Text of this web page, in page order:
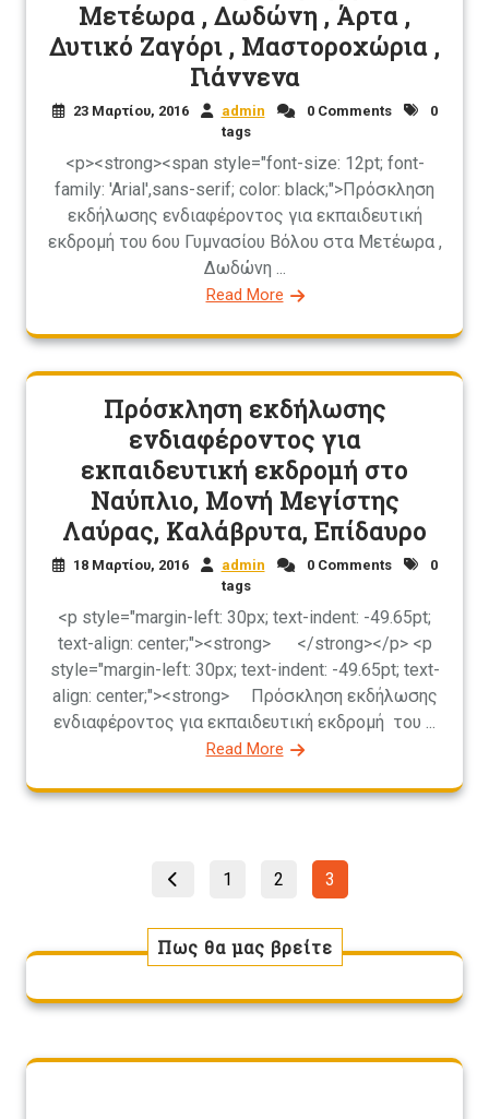
Μετέωρα , Δωδώνη , Άρτα ,
Δυτικό Ζαγόρι , Μαστοροχώρια ,
Γιάννενα
23 Μαρτίου, 2016 admin 0 Comments
0
tags
<p><strong><span style="font-size: 12pt; font-
family: 'Arial',sans-serif; color: black;">Πρόσκληση
εκδήλωσης ενδιαφέροντος για εκπαιδευτική
εκδρομή του 6ου Γυμνασίου Βόλου στα Μετέωρα ,
Δωδώνη ...
Read More
Πρόσκληση εκδήλωσης
ενδιαφέροντος για
εκπαιδευτική εκδρομή στο
Ναύπλιο, Μονή Μεγίστης
Λαύρας, Καλάβρυτα, Επίδαυρο
18 Μαρτίου, 2016 admin 0 Comments
0
tags
<p style="margin-left: 30px; text-indent: -49.65pt;
text-align: center;"><strong> </strong></p> <p
style="margin-left: 30px; text-indent: -49.65pt; text-
align: center;"><strong> Πρόσκληση εκδήλωσης
ενδιαφέροντος για εκπαιδευτική εκδρομή του ...
Read More
Σελιδοποίηση
άρθρων
Page
1 Page
2 Page
3
Πως θα μας βρείτε